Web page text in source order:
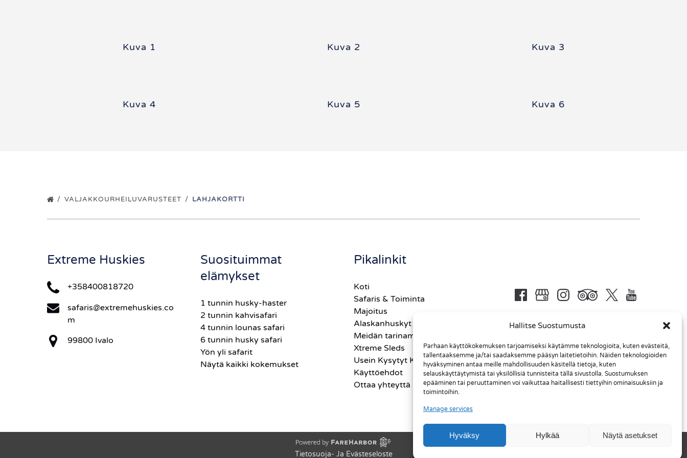
Hallitse Suostumusta
Parhaan käyttökokemuksen tarjoamiseksi käytämme teknologioita, kuten evästeitä,
tallentaaksemme ja/tai saadaksemme pääsyn laitetietoihin. Näiden teknologioiden
hyväksyminen antaa meille mahdollisuuden käsitellä tietoja, kuten
selauskäyttäytymistä tai yksilöllisiä tunnisteita tällä sivustolla. Suostumuksen
epääminen tai peruuttaminen voi vaikuttaa haitallisesti tiettyihin ominaisuuksiin ja
toimintoihin.
Manage services
Hyväksy Hylkää Näytä asetukset
Kuva 1 Kuva 2 Kuva 3
Kuva 4 Kuva 5 Kuva 6
VALJAKKOURHEILUVARUSTEET LAHJAKORTTI
Extreme Huskies
+358400818720
safaris@extremehuskies.co
m
99800 Ivalo
Suosituimmat
elämykset
1 tunnin husky-haster
2 tunnin kahvisafari
4 tunnin lounas safari
6 tunnin husky safari
Yön yli safarit
Näytä kaikki kokemukset
Pikalinkit
Koti
Safaris & Toiminta
Majoitus
Alaskanhuskyt
Meidän tarinamme
Xtreme Sleds
Usein Kysytyt Kysymykset
Käyttöehdot
Ottaa yhteyttä
Tietosuoja- Ja Evästeseloste